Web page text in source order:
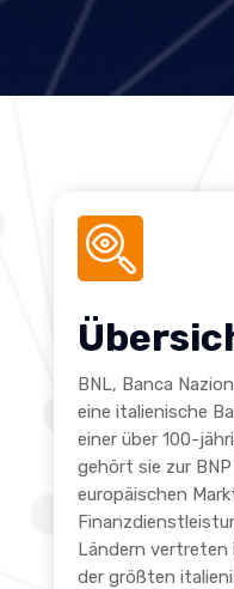
BNL, Banca
eine italienische
einer über 100-
gehört sie zur
europäischen
Ländern vertreten
der größten